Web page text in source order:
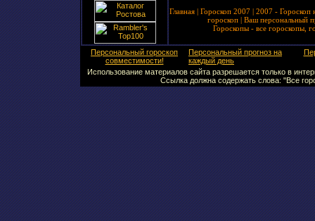
Главная | Гороскоп 2007 | 2007 - Гороскоп
гороскоп| Ваш персональный
Гороскопы - все гороскопы,
Персональный гороскоп
совместимости!
Персональный прогноз на
каждый день
Использование материалов сайта разрешается только в
Ссылка должна содержать слова: "Все